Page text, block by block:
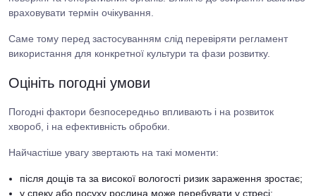
враховувати термін очікування.
Саме тому перед застосуванням слід перевіряти регламент
використання для конкретної культури та фази розвитку.
Оцініть погодні умови
Погодні фактори безпосередньо впливають і на розвиток
хвороб, і на ефективність обробки.
Найчастіше увагу звертають на такі моменти:
після дощів та за високої вологості ризик зараження зростає;
у спеку або посуху рослина може перебувати у стресі;